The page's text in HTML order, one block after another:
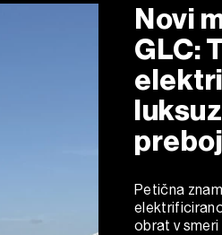
Novi
GLC:
Petična
obrat v